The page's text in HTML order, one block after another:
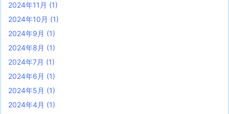
2024年11月 (1)
2024年10月 (1)
2024年9月 (1)
2024年8月 (1)
2024年7月 (1)
2024年6月 (1)
2024年5月 (1)
2024年4月 (1)